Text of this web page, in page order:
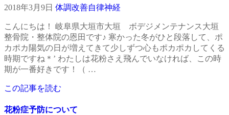
2018年3月9日 体調改善自律神経
こんにちは！ 岐阜県大垣市大垣 ボデジメンテナンス大垣
整骨院・整体院の恩田です♪ 寒かった冬がひと段落して、ポ
カポカ陽気の日が増えてきて少しずつ心もポカポカしてくる
時期ですね＊’ わたしは花粉さえ飛んでいなければ、この時
期が一番好きです！（ …
この記事を読む
花粉症予防について